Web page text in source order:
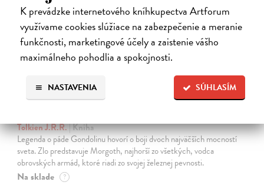
K prevádzke internetového kníhkupectva Artforum
využívame cookies slúžiace na zabezpečenie a meranie
funkčnosti, marketingové účely a zaistenie vášho
maximálneho pohodlia a spokojnosti.
SÚHLASÍM
NASTAVENIA
Tolkien J.R.R.| Kniha
Legenda o páde Gondolinu hovorí o boji dvoch najväčších mocností
sveta. Zlo predstavuje Morgoth, najhorší zo všetkých, vodca
obrovských armád, ktoré riadi zo svojej železnej pevnosti.
Na sklade ?